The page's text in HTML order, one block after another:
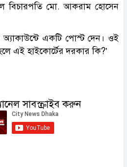
বিচারপতি মো. আকরাম হোসেন
একটি পোস্ট দেন। ওই
এই হাইকোর্টের দরকার কি?’
সাবস্ক্রাইব করুন